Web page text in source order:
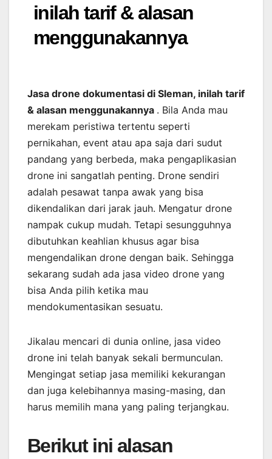
inilah tarif & alasan
menggunakannya
Jasa drone dokumentasi di Sleman, inilah tarif
& alasan menggunakannya . Bila Anda mau
merekam peristiwa tertentu seperti
pernikahan, event atau apa saja dari sudut
pandang yang berbeda, maka pengaplikasian
drone ini sangatlah penting. Drone sendiri
adalah pesawat tanpa awak yang bisa
dikendalikan dari jarak jauh. Mengatur drone
nampak cukup mudah. Tetapi sesungguhnya
dibutuhkan keahlian khusus agar bisa
mengendalikan drone dengan baik. Sehingga
sekarang sudah ada jasa video drone yang
bisa Anda pilih ketika mau
mendokumentasikan sesuatu.
Jikalau mencari di dunia online, jasa video
drone ini telah banyak sekali bermunculan.
Mengingat setiap jasa memiliki kekurangan
dan juga kelebihannya masing-masing, dan
harus memilih mana yang paling terjangkau.
Berikut ini alasan